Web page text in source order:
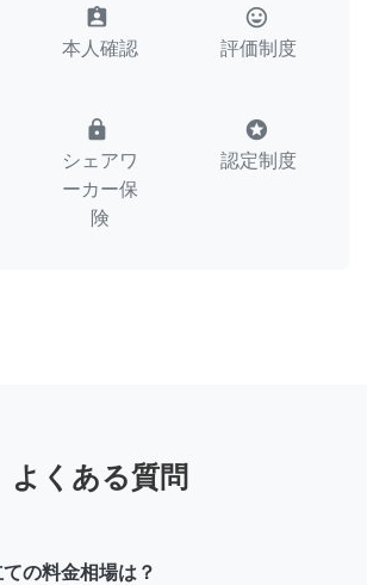
assignment_ind
本人確認
tag_faces
評価制度
lock
シェアワ
ーカー保
険
stars
認定制度
よくある質問
の料金相場は？